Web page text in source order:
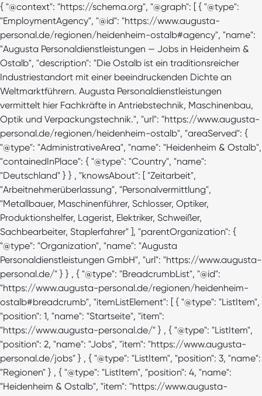
{ "@context": "https://schema.org", "@graph": [ { "@type":
"EmploymentAgency", "@id": "https://www.augusta-
personal.de/regionen/heidenheim-ostalb#agency", "name":
"Augusta Personaldienstleistungen — Jobs in Heidenheim &
Ostalb", "description": "Die Ostalb ist ein traditionsreicher
Industriestandort mit einer beeindruckenden Dichte an
Weltmarktführern. Augusta Personaldienstleistungen
vermittelt hier Fachkräfte in Antriebstechnik, Maschinenbau,
Optik und Verpackungstechnik.", "url": "https://www.augusta-
personal.de/regionen/heidenheim-ostalb", "areaServed": {
"@type": "AdministrativeArea", "name": "Heidenheim & Ostalb",
"containedInPlace": { "@type": "Country", "name":
"Deutschland" } } , "knowsAbout": [ "Zeitarbeit",
"Arbeitnehmerüberlassung", "Personalvermittlung",
"Metallbauer, Maschinenführer, Schlosser, Optiker,
Produktionshelfer, Lagerist, Elektriker, Schweißer,
Sachbearbeiter, Staplerfahrer" ], "parentOrganization": {
"@type": "Organization", "name": "Augusta
Personaldienstleistungen GmbH", "url": "https://www.augusta-
personal.de/" } } , { "@type": "BreadcrumbList", "@id":
"https://www.augusta-personal.de/regionen/heidenheim-
ostalb#breadcrumb", "itemListElement": [ { "@type": "ListItem",
"position": 1, "name": "Startseite", "item":
"https://www.augusta-personal.de/" } , { "@type": "ListItem",
"position": 2, "name": "Jobs", "item": "https://www.augusta-
personal.de/jobs" } , { "@type": "ListItem", "position": 3, "name":
"Regionen" } , { "@type": "ListItem", "position": 4, "name":
"Heidenheim & Ostalb", "item": "https://www.augusta-